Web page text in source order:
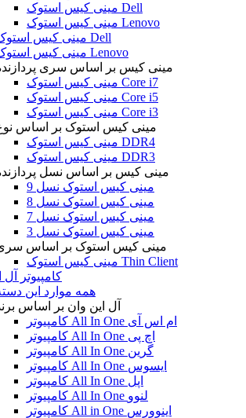
مینی کیس استوک Dell
مینی کیس استوک Lenovo
مینی کیس استوک Dell
مینی کیس استوک Lenovo
مینی کیس بر اساس سری
مینی کیس استوک Core i7
مینی کیس استوک Core i5
مینی کیس استوک Core i3
مینی کیس استوک بر اساس
مینی کیس استوک DDR4
مینی کیس استوک DDR3
مینی کیس بر اساس نسل
مینی کیس استوک نسل 9
مینی کیس استوک نسل 8
مینی کیس استوک نسل 7
مینی کیس استوک نسل 3
مینی کیس استوک بر اساس
مینی کیس استوک Thin Client
کامپیوتر آل
همه موارد این
آل این وان بر اساس
کامپیوتر All In One ام اس آی
کامپیوتر All In One اچ پی
کامپیوتر All In One گرین
کامپیوتر All In One ایسوس
کامپیوتر All In One اپل
کامپیوتر All In One لنوو
کامپیوتر All in One اینوورس